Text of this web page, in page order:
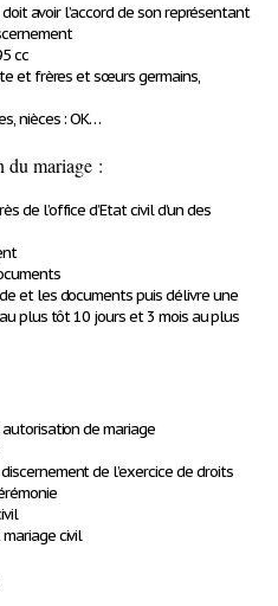
avoir l’accord de son représentant
cc
et frères et sœurs germains,
nièces : OK…
du mariage :
de l’office d’Etat civil d’un des
et les documents puis délivre une
plus tôt 10 jours et 3 mois au plus
de mariage
de l’exercice de droits
civil